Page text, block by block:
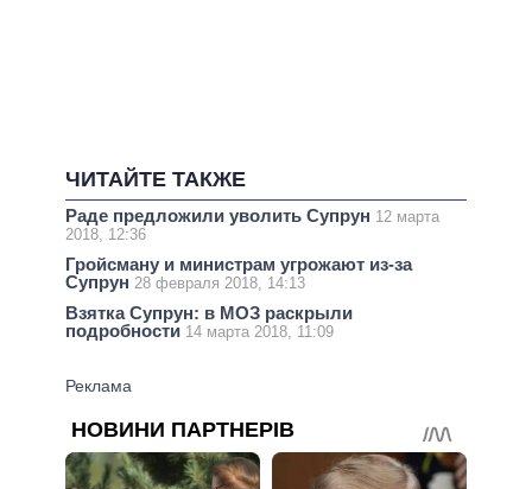
ЧИТАЙТЕ ТАКЖЕ
Раде предложили уволить Супрун 12 марта
2018, 12:36
Гройсману и министрам угрожают из-за
Супрун 28 февраля 2018, 14:13
Взятка Супрун: в МОЗ раскрыли
подробности 14 марта 2018, 11:09